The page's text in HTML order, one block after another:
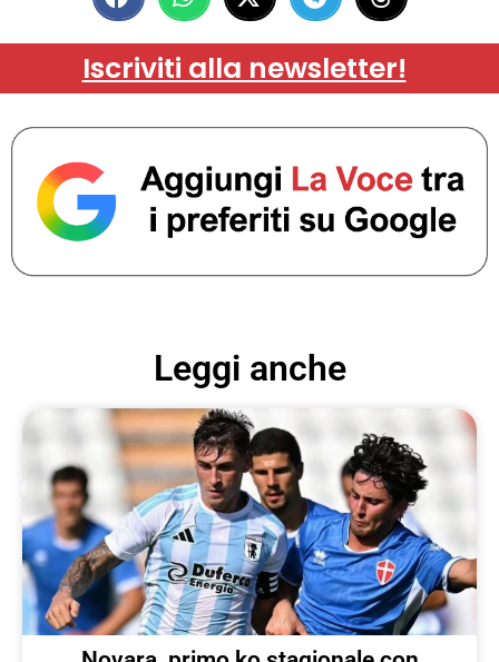
Iscriviti alla newsletter!
Leggi anche